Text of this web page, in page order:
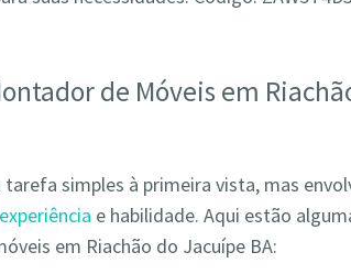
de Móveis em
simples à primeira vista, mas
e habilidade. Aqui estão
em Riachão do Jacuípe BA: